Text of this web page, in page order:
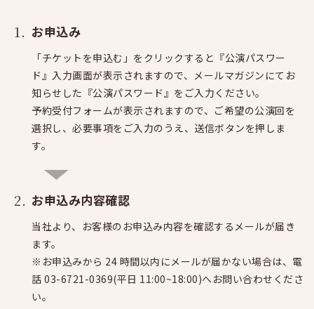
お申込み
「チケットを申込む」をクリックすると『公演パスワー
ド』入力画面が表示されますので、メールマガジンにてお
知らせした『公演パスワード』をご入力ください。
予約受付フォームが表示されますので、ご希望の公演回を
選択し、必要事項をご入力のうえ、送信ボタンを押しま
す。
お申込み内容確認
当社より、お客様のお申込み内容を確認するメールが届き
ます。
※お申込みから 24 時間以内にメールが届かない場合は、電
話 03-6721-0369(平日 11:00~18:00)へお問い合わせくださ
い。